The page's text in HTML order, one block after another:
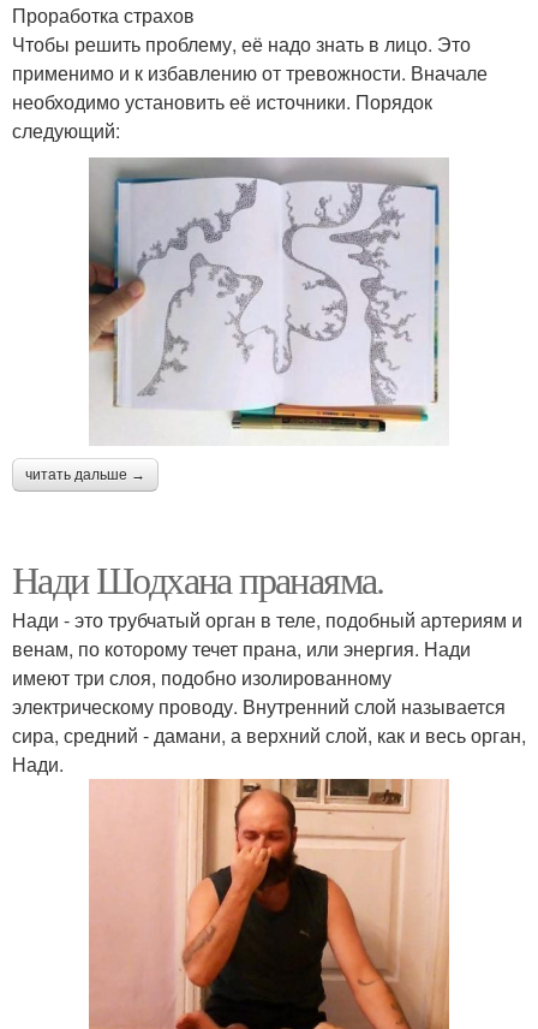
Проработка страхов
Чтобы решить проблему, её надо знать в лицо. Это
применимо и к избавлению от тревожности. Вначале
необходимо установить её источники. Порядок
следующий:
читать дальше →
Нади Шодхана пранаяма.
Нади - это трубчатый орган в теле, подобный артериям и
венам, по которому течет прана, или энергия. Нади
имеют три слоя, подобно изолированному
электрическому проводу. Внутренний слой называется
сира, средний - дамани, а верхний слой, как и весь орган,
Нади.